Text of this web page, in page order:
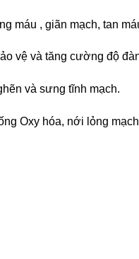
máu , giãn mạch, tan
vệ và tăng cường độ
và sưng tĩnh mạch.
Oxy hóa, nới lỏng